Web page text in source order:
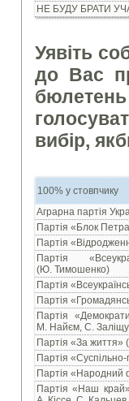
НЕ БУДУ БРАТИ
Уявіть
до Вас
вибір,
100% у стовпчику
Аграрна партія
Партія «Блок
Партія
Партія
(Ю. Тимошенко)
Партія
Партія
Партія
М. Найєм, С.
Партія «За життя»
Партія
Партія «Народний
Партія «Наш